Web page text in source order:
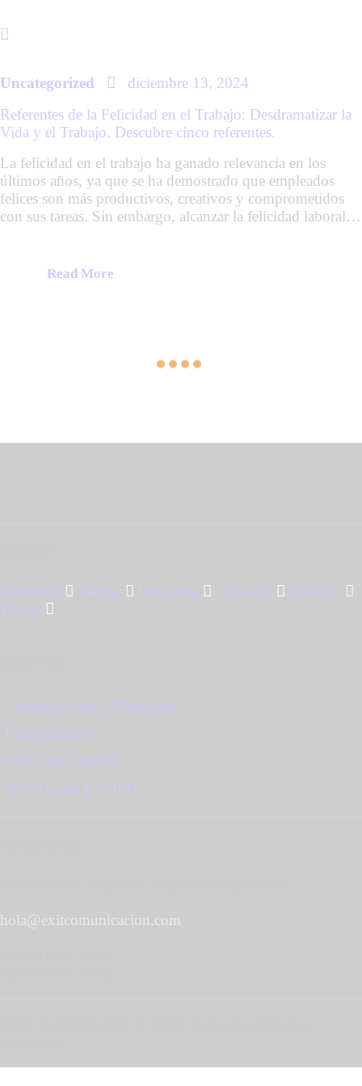
Uncategorized
diciembre 13, 2024
Referentes de la Felicidad en el Trabajo: Desdramatizar la
Vida y el Trabajo. Descubre cinco referentes.
La felicidad en el trabajo ha ganado relevancia en los
últimos años, ya que se ha demostrado que empleados
felices son más productivos, creativos y comprometidos
con sus tareas. Sin embargo, alcanzar la felicidad laboral…
Read More
Facebook Twitter Instagram Linkedin
Youtube
Tiktok
Comunicación y Marketing
Exit Editorial
Política de cookies
Aviso Legal y LOPD
hola@exitcomunicacion.com